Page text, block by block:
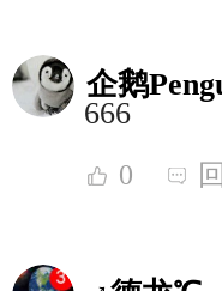
企鹅
666
0